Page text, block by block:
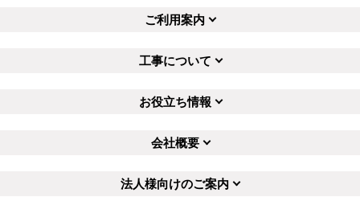
ご利用案内
工事について
お役立ち情報
会社概要
法人様向けのご案内